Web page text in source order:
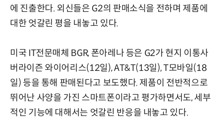
에 진출한다. 외신들은 G2의 판매소식을 전하며 제품에
대한 엇갈린 평을 내놓고 있다.
미국 IT전문매체 BGR, 폰아레나 등은 G2가 현지 이통사
버라이즌 와이어리스(12일), AT&T(13일), T모바일(18
일) 등을 통해 판매된다고 보도했다. 제품이 전반적으로
뛰어난 사양을 가진 스마트폰이라고 평가하면서도, 세부
적인 기능에 대해서는 엇갈린 반응을 내놓고 있다.